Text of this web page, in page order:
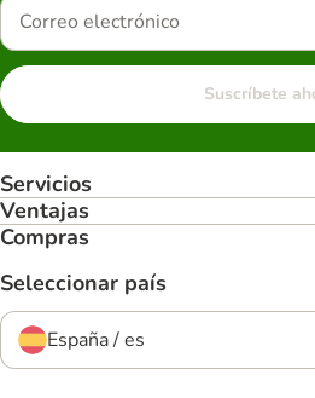
Suscríbete
Servicios
Ventajas
Compras
Seleccionar país
España / es